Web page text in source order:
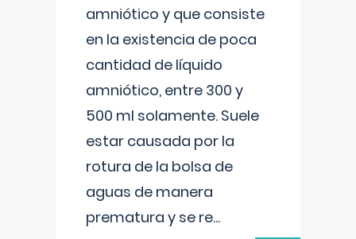
amniótico y que consiste
en la existencia de poca
cantidad de líquido
amniótico, entre 300 y
500 ml solamente. Suele
estar causada por la
rotura de la bolsa de
aguas de manera
prematura y se re...